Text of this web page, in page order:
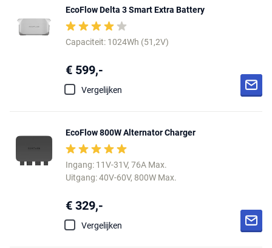
EcoFlow Delta 3 Smart Extra Battery
Capaciteit: 1024Wh (51,2V)
€ 599,-
Vergelijken
EcoFlow 800W Alternator Charger
Ingang: 11V-31V, 76A Max.
Uitgang: 40V-60V, 800W Max.
€ 329,-
Vergelijken